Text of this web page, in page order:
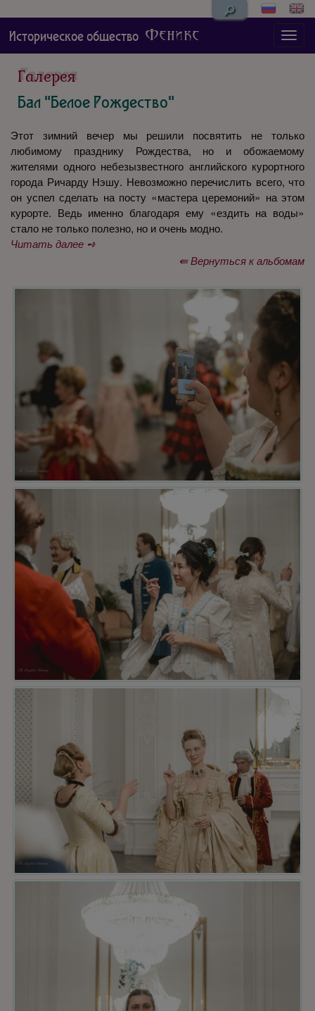
🔎
Историческое общество Феникс
Галерея
Бал "Белое Рождество"
Этот зимний вечер мы решили посвятить не только
любимому празднику Рождества, но и обожаемому
жителями одного небезызвестного английского курортного
города Ричарду Нэшу. Невозможно перечислить всего, что
он успел сделать на посту «мастера церемоний» на этом
курорте. Ведь именно благодаря ему «ездить на воды»
стало не только полезно, но и очень модно.
Читать далее ➺
⇚ Вернуться к альбомам